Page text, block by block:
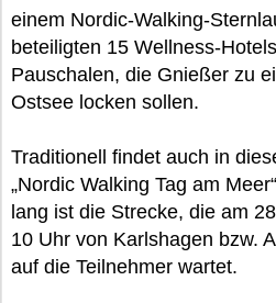
einem Nordic-Walking-
beteiligten 15 Wellness-
Pauschalen, die Gnießer zu
Ostsee locken sollen.
Traditionell findet auch in
„Nordic Walking Tag am
lang ist die Strecke, die am
10 Uhr von Karlshagen bzw.
auf die Teilnehmer wartet.